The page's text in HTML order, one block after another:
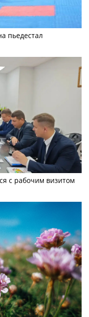
пьедестал
с рабочим визитом